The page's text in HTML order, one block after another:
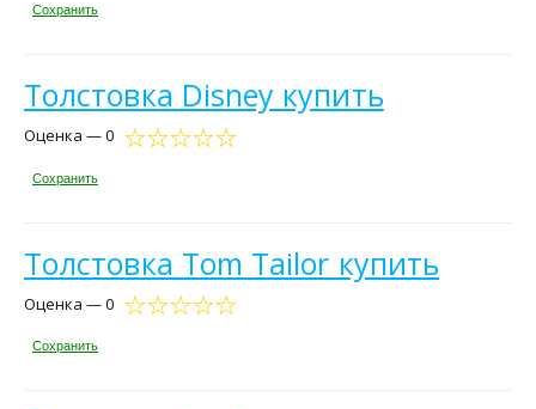
Сохранить
Толстовка Disney купить
Оценка — 0
Сохранить
Толстовка Tom Tailor купить
Оценка — 0
Сохранить